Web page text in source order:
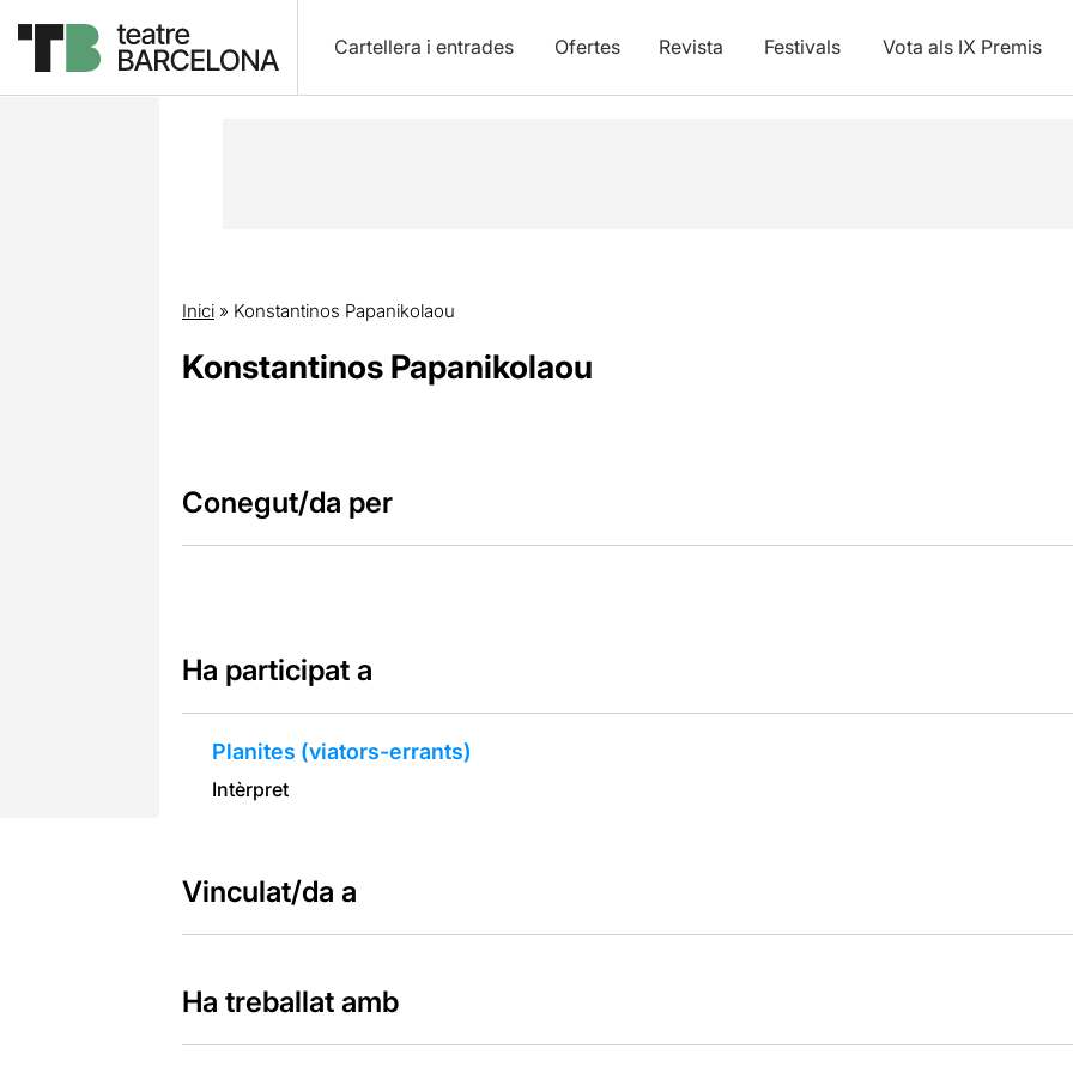
Cartellera i entrades Ofertes Revista Festivals Vota als IX Premis
Inici» Konstantinos Papanikolaou
Konstantinos Papanikolaou
Conegut/da per
Ha participat a
Planites (viators-errants)
Intèrpret
Vinculat/da a
Ha treballat amb